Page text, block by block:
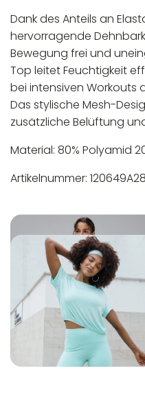
Dank des Anteils an
hervorragende
Bewegung frei und
Top leitet Feuchtigkeit
bei intensiven Workouts
Das stylische Mesh-
zusätzliche Belüftung
Material: 80% Polyamid
Artikelnummer:
Maschinenwäsche bis
Nicht bleichen
Nicht bügeln
Nicht trocknergeeignet
In der EU
Wirtschaftsakteur: